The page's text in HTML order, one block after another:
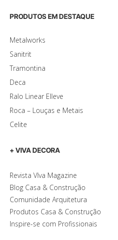
PRODUTOS EM DESTAQUE
Metalworks
Sanitrit
Tramontina
Deca
Ralo Linear Elleve
Roca – Louças e Metais
Celite
+ VIVA DECORA
Revista VIva Magazine
Blog Casa & Construção
Comunidade Arquitetura
Produtos Casa & Construção
Inspire-se com Profissionais